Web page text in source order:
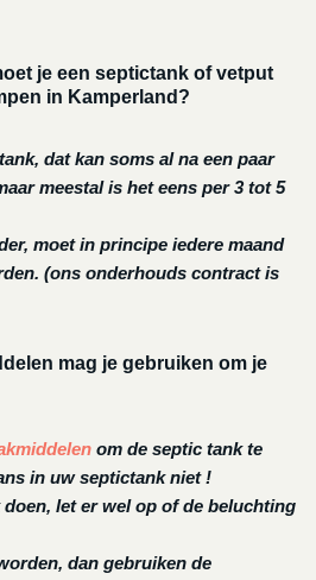
je een septictank of vetput
in Kamperland?
dat kan soms al na een paar
meestal is het eens per 3 tot 5
moet in principe iedere maand
(ons onderhouds contract is
mag je gebruiken om je
om de septic tank te
in uw septictank niet !
let er wel op of de beluchting
dan gebruiken de